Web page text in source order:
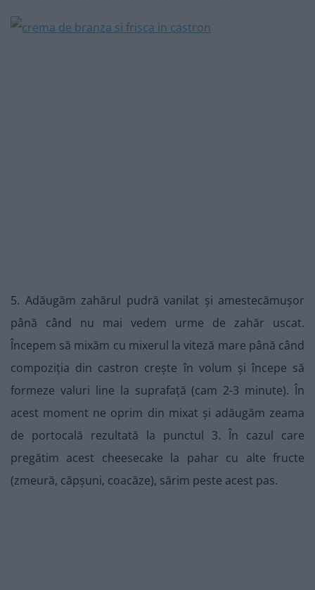
5. Adăugăm zahărul pudră vanilat și amestecămușor
până când nu mai vedem urme de zahăr uscat.
Începem să mixăm cu mixerul la viteză mare până când
compoziția din castron crește în volum și începe să
formeze valuri line la suprafață (cam 2-3 minute). În
acest moment ne oprim din mixat și adăugăm zeama
de portocală rezultată la punctul 3. În cazul care
pregătim acest cheesecake la pahar cu alte fructe
(zmeură, căpșuni, coacăze), sărim peste acest pas.